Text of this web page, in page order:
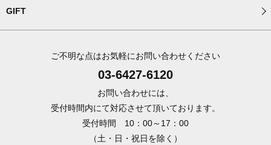
GIFT
ご不明な点はお気軽にお問い合わせください
03-6427-6120
お問い合わせには、
受付時間内にて対応させて頂いております。
受付時間 10：00～17：00
（土・日・祝日を除く）